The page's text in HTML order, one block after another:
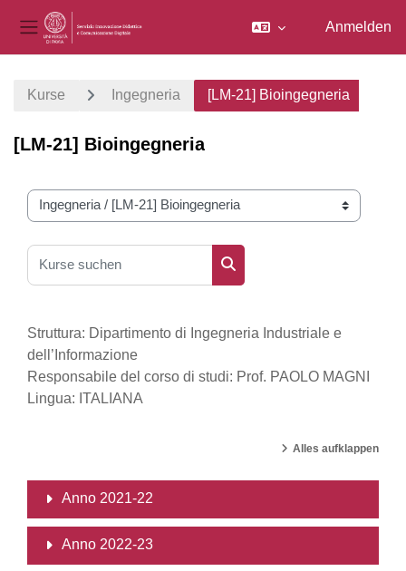
Website-Übersicht
Anmelden
Kurse Ingegneria [LM-21] Bioingegneria
[LM-21] Bioingegneria
Kursbereiche
Kurse suchen
Kurse suchen
Struttura: Dipartimento di Ingegneria Industriale e
dell’Informazione
Responsabile del corso di studi: Prof. PAOLO MAGNI
Lingua: ITALIANA
Alles aufklappen
Anno 2021-22
Anno 2022-23